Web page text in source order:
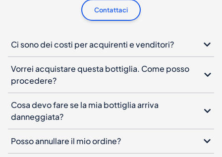
Contattaci
Ci sono dei costi per acquirenti e venditori?
Vorrei acquistare questa bottiglia. Come posso
procedere?
Cosa devo fare se la mia bottiglia arriva
danneggiata?
Posso annullare il mio ordine?